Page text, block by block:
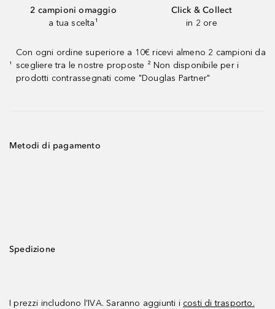
2 campioni omaggio
a tua scelta¹
Click & Collect
in 2 ore
¹
Con ogni ordine superiore a 10€ ricevi almeno 2 campioni da
scegliere tra le nostre proposte ² Non disponibile per i
prodotti contrassegnati come "Douglas Partner"
Metodi di pagamento
Spedizione
I prezzi includono l’IVA. Saranno aggiunti i costi di trasporto.